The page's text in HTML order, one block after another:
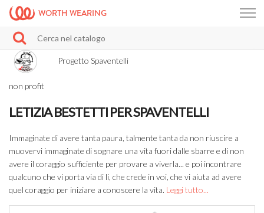
WORTH WEARING
Progetto Spaventelli
non profit
LETIZIA BESTETTI PER SPAVENTELLI
Immaginate di avere tanta paura, talmente tanta da non riuscire a
muovervi immaginate di sognare una vita fuori dalle sbarre e di non
avere il coraggio sufficiente per provare a viverla... e poi incontrare
qualcuno che vi porta via di li, che crede in voi, che vi aiuta ad avere
quel coraggio per iniziare a conoscere la vita. Leggi tutto...